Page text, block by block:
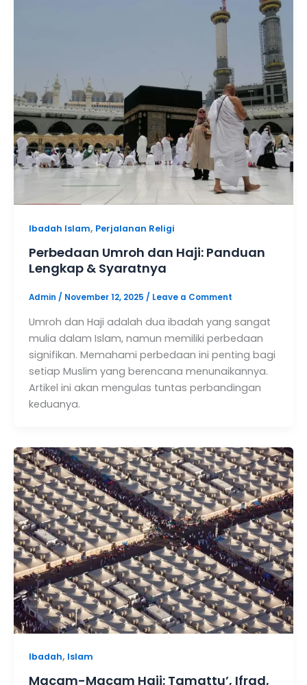
Ibadah Islam, Perjalanan Religi
Perbedaan Umroh dan Haji: Panduan
Lengkap & Syaratnya
Admin / November 12, 2025 / Leave a Comment
Umroh dan Haji adalah dua ibadah yang sangat
mulia dalam Islam, namun memiliki perbedaan
signifikan. Memahami perbedaan ini penting bagi
setiap Muslim yang berencana menunaikannya.
Artikel ini akan mengulas tuntas perbandingan
keduanya.
Ibadah, Islam
Macam-Macam Haji: Tamattu’, Ifrad,